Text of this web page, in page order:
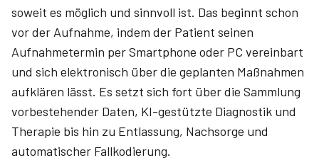
soweit es möglich und sinnvoll ist. Das beginnt schon
vor der Aufnahme, indem der Patient seinen
Aufnahmetermin per Smartphone oder PC vereinbart
und sich elektronisch über die geplanten Maßnahmen
aufklären lässt. Es setzt sich fort über die Sammlung
vorbestehender Daten, KI-gestützte Diagnostik und
Therapie bis hin zu Entlassung, Nachsorge und
automatischer Fallkodierung.